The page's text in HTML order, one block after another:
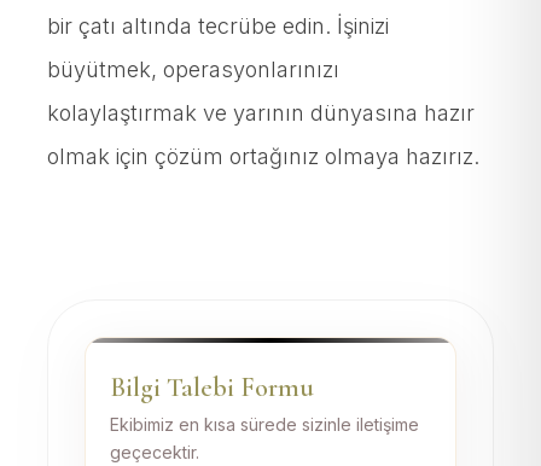
bir çatı altında tecrübe edin. İşinizi
büyütmek, operasyonlarınızı
kolaylaştırmak ve yarının dünyasına hazır
olmak için çözüm ortağınız olmaya hazırız.
Bilgi Talebi Formu
Ekibimiz en kısa sürede sizinle iletişime
geçecektir.